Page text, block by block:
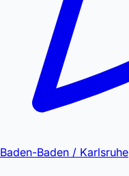
Baden-Baden / Karlsruhe